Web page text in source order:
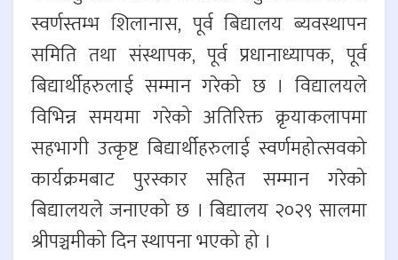
स्वर्णस्तम्भ शिलानास, पूर्व बिद्यालय ब्यवस्थापन
समिति तथा संस्थापक, पूर्व प्रधानाध्यापक, पूर्व
बिद्यार्थीहरुलाई सम्मान गरेको छ । विद्यालयले
विभिन्न समयमा गरेको अतिरिक्त क्रृयाकलापमा
सहभागी उत्कृष्ट बिद्यार्थीहरुलाई स्वर्णमहोत्सवको
कार्यक्रमबाट पुरस्कार सहित सम्मान गरेको
बिद्यालयले जनाएको छ । बिद्यालय २०२९ सालमा
श्रीपञ्चमीको दिन स्थापना भएको हो ।